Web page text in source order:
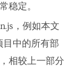
稳定。
，例如本文
中的所有部
相较上一部分